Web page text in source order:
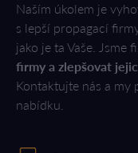
Naším úkolem je
s lepší propagací
jako je ta Vaše. Jsme
firmy a zlepšovat
Kontaktujte nás a my
nabídku.